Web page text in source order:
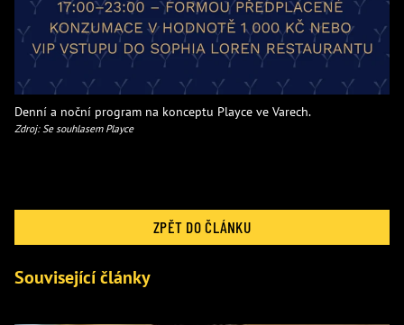
Denní a noční program na konceptu Playce ve Varech.
Zdroj: Se souhlasem Playce
ZPĚT DO ČLÁNKU
Související články